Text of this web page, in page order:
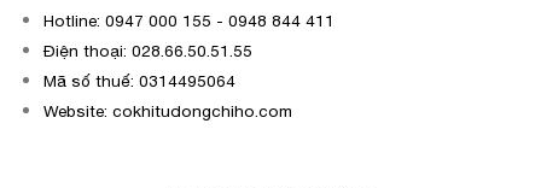
Hotline: 0947 000 155 - 0948 844 411
Điện thoại: 028.66.50.51.55
Mã số thuế: 0314495064
Website: cokhitudongchiho.com